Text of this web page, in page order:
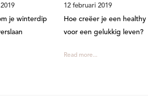
je winterdip
12 februari 2019
Hoe creëer je een
voor een gelukkig leven?
Read more...